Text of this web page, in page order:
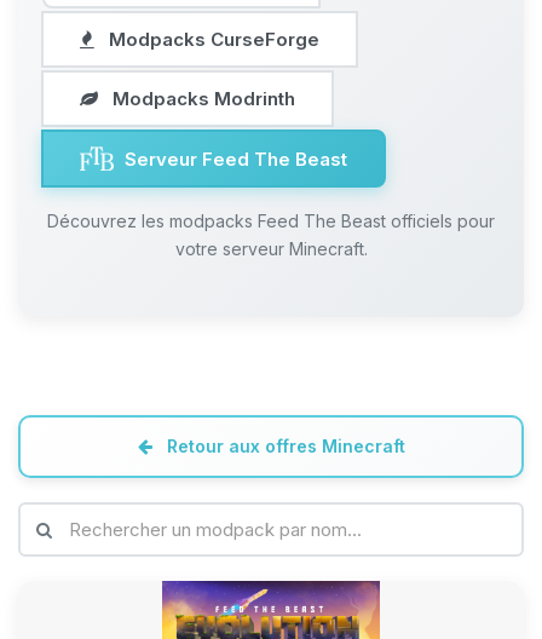
Modpacks CurseForge
Modpacks Modrinth
Serveur Feed The Beast
Découvrez les modpacks Feed The Beast officiels pour
votre serveur Minecraft.
Retour aux offres Minecraft